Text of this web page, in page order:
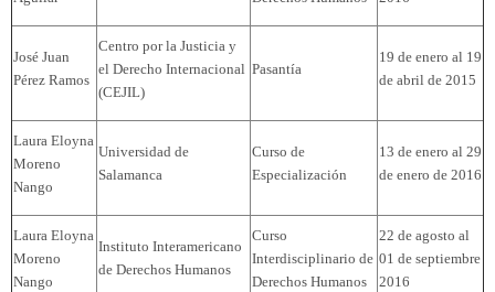
José Juan
Pérez Ramos
Centro por la Justicia y
el Derecho Internacional
(CEJIL)
Pasantía
19 de enero al 19
de abril de 2015
Laura Eloyna
Moreno
Nango
Universidad de
Salamanca
Curso de
Especialización
13 de enero al 29
de enero de 2016
Laura Eloyna
Moreno
Nango
Instituto Interamericano
de Derechos Humanos
Curso
Interdisciplinario de
Derechos Humanos
22 de agosto al
01 de septiembre
2016